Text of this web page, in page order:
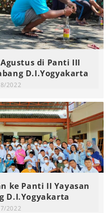
di Panti III
D.I.Yogyakarta
2022
ke Panti II Yayasan
D.I.Yogyakarta
2022